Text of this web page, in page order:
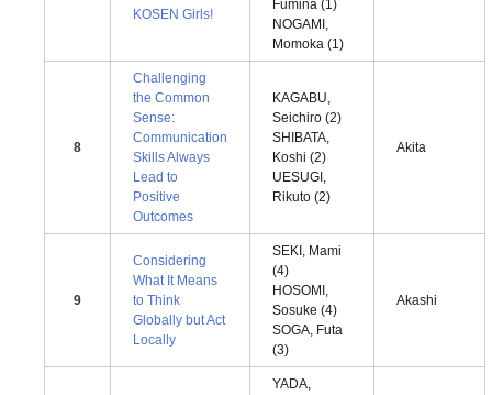
KOSEN Girls!
Fumina (1)
NOGAMI,
Momoka (1)
8
Challenging
the Common
Sense:
Communication
Skills Always
Lead to
Positive
Outcomes
KAGABU,
Seichiro (2)
SHIBATA,
Koshi (2)
UESUGI,
Rikuto (2)
Akita
9
Considering
What It Means
to Think
Globally but Act
Locally
SEKI, Mami
(4)
HOSOMI,
Sosuke (4)
SOGA, Futa
(3)
Akashi
YADA,